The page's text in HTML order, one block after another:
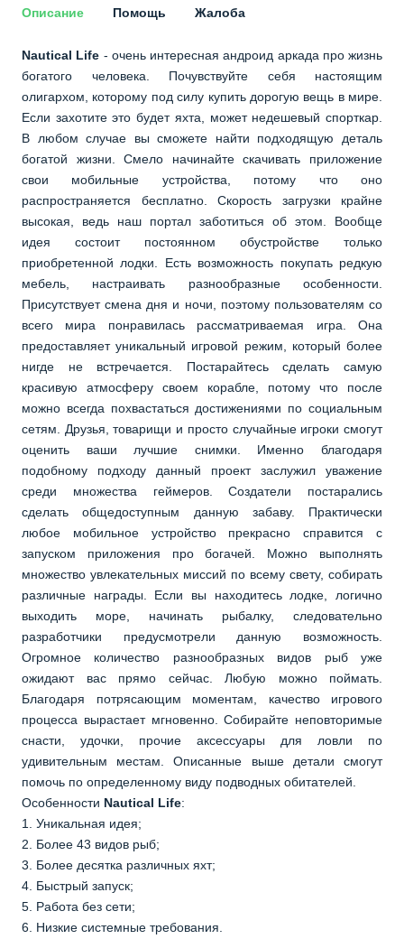
Описание Помощь Жалоба
Nautical Life - очень интересная андроид аркада про жизнь
богатого человека. Почувствуйте себя настоящим
олигархом, которому под силу купить дорогую вещь в мире.
Если захотите это будет яхта, может недешевый спорткар.
В любом случае вы сможете найти подходящую деталь
богатой жизни. Смело начинайте скачивать приложение
свои мобильные устройства, потому что оно
распространяется бесплатно. Скорость загрузки крайне
высокая, ведь наш портал заботиться об этом. Вообще
идея состоит постоянном обустройстве только
приобретенной лодки. Есть возможность покупать редкую
мебель, настраивать разнообразные особенности.
Присутствует смена дня и ночи, поэтому пользователям со
всего мира понравилась рассматриваемая игра. Она
предоставляет уникальный игровой режим, который более
нигде не встречается. Постарайтесь сделать самую
красивую атмосферу своем корабле, потому что после
можно всегда похвастаться достижениями по социальным
сетям. Друзья, товарищи и просто случайные игроки смогут
оценить ваши лучшие снимки. Именно благодаря
подобному подходу данный проект заслужил уважение
среди множества геймеров. Создатели постарались
сделать общедоступным данную забаву. Практически
любое мобильное устройство прекрасно справится с
запуском приложения про богачей. Можно выполнять
множество увлекательных миссий по всему свету, собирать
различные награды. Если вы находитесь лодке, логично
выходить море, начинать рыбалку, следовательно
разработчики предусмотрели данную возможность.
Огромное количество разнообразных видов рыб уже
ожидают вас прямо сейчас. Любую можно поймать.
Благодаря потрясающим моментам, качество игрового
процесса вырастает мгновенно. Собирайте неповторимые
снасти, удочки, прочие аксессуары для ловли по
удивительным местам. Описанные выше детали смогут
помочь по определенному виду подводных обитателей.
Особенности Nautical Life:
1. Уникальная идея;
2. Более 43 видов рыб;
3. Более десятка различных яхт;
4. Быстрый запуск;
5. Работа без сети;
6. Низкие системные требования.